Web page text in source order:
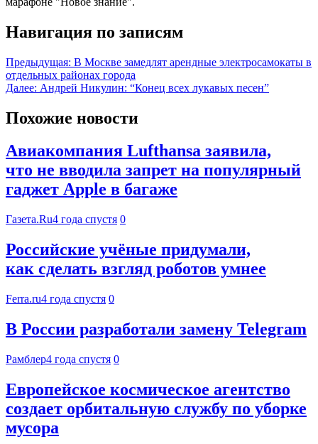
Навигация по записям
Предыдущая: В Москве замедлят арендные электросамокаты в
отдельных районах города
Далее: Андрей Никулин: “Конец всех лукавых песен”
Похожие новости
Авиакомпания Lufthansa заявила,
что не вводила запрет на популярный
гаджет Apple в багаже
Газета.Ru4 года спустя 0
Российские учёные придумали,
как сделать взгляд роботов умнее
Ferra.ru4 года спустя 0
В России разработали замену Telegram
Рамблер4 года спустя 0
Европейское космическое агентство
создает орбитальную службу по уборке
мусора